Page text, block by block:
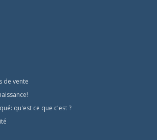
de vente
qu'est ce que c'est ?